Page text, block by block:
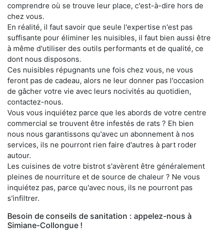
comprendre où se trouve leur place, c'est-à-dire hors de
chez vous.
En réalité, il faut savoir que seule l'expertise n'est pas
suffisante pour éliminer les nuisibles, il faut bien aussi être
à même d'utiliser des outils performants et de qualité, ce
dont nous disposons.
Ces nuisibles répugnants une fois chez vous, ne vous
feront pas de cadeau, alors ne leur donner pas l'occasion
de gâcher votre vie avec leurs nocivités au quotidien,
contactez-nous.
Vous vous inquiétez parce que les abords de votre centre
commercial se trouvent être infestés de rats ? Eh bien
nous nous garantissons qu'avec un abonnement à nos
services, ils ne pourront rien faire d'autres à part roder
autour.
Les cuisines de votre bistrot s'avèrent être généralement
pleines de nourriture et de source de chaleur ? Ne vous
inquiétez pas, parce qu'avec nous, ils ne pourront pas
s'infiltrer.
Besoin de conseils de sanitation : appelez-nous à
Simiane-Collongue !